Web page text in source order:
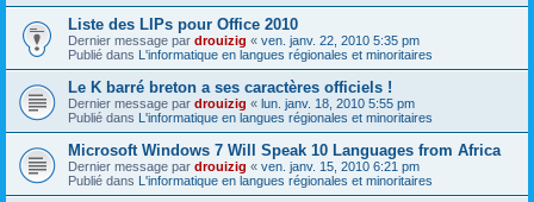
Liste des LIPs pour Office 2010
Dernier message par drouizig « ven. janv. 22, 2010 5:35 pm
Publié dans L'informatique en langues régionales et minoritaires
Le K barré breton a ses caractères officiels !
Dernier message par drouizig « lun. janv. 18, 2010 5:55 pm
Publié dans L'informatique en langues régionales et minoritaires
Microsoft Windows 7 Will Speak 10 Languages from Africa
Dernier message par drouizig « ven. janv. 15, 2010 6:21 pm
Publié dans L'informatique en langues régionales et minoritaires